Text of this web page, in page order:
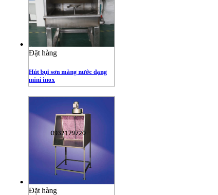
Đặt hàng
Hút bụi sơn màng nước dạng
mini inox
Đặt hàng